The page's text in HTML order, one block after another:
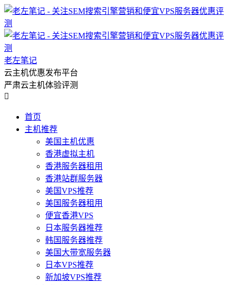
老左笔记
云主机优惠发布平台
严肃云主机体验评测

首页
主机推荐
美国主机优惠
香港虚拟主机
香港服务器租用
香港站群服务器
美国VPS推荐
美国服务器租用
便宜香港VPS
日本服务器推荐
韩国服务器推荐
美国大带宽服务器
日本VPS推荐
新加坡VPS推荐